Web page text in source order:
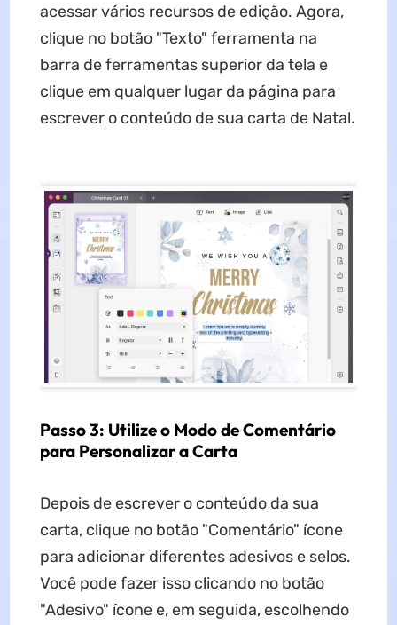
acessar vários recursos de edição. Agora,
clique no botão "Texto" ferramenta na
barra de ferramentas superior da tela e
clique em qualquer lugar da página para
escrever o conteúdo de sua carta de Natal.
Passo 3: Utilize o Modo de Comentário
para Personalizar a Carta
Depois de escrever o conteúdo da sua
carta, clique no botão "Comentário" ícone
para adicionar diferentes adesivos e selos.
Você pode fazer isso clicando no botão
"Adesivo" ícone e, em seguida, escolhendo